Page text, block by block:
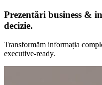
Prezentări business &
decizie.
Transformăm informația
executive-ready.